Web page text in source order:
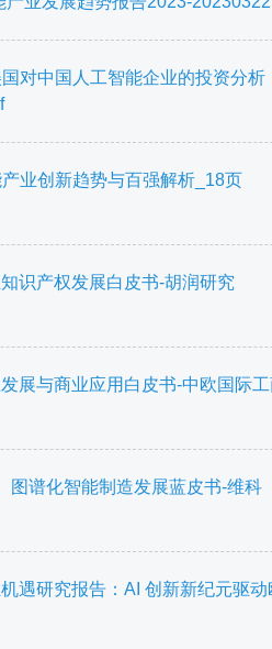
对中国人工智能企业的投资分析
业创新趋势与百强解析_18页
识产权发展白皮书-胡润研究
展与商业应用白皮书-中欧国际
图谱化智能制造发展蓝皮书-维科
遇研究报告：AI 创新新纪元驱动